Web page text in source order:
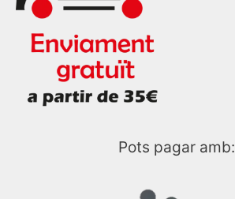
Pots pagar amb: